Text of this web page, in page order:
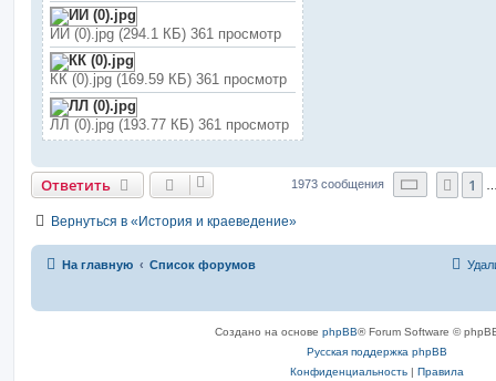
ИИ (0).jpg (294.1 КБ) 361 просмотр
КК (0).jpg (169.59 КБ) 361 просмотр
ЛЛ (0).jpg (193.77 КБ) 361 просмотр
Ответить 1973 сообщения Страница
1
Вернуться в «История и краеведение»
На главную Список форумов
Создано на основе phpBB® Forum Software ©
Русская поддержка phpBB
Конфиденциальность | Правила